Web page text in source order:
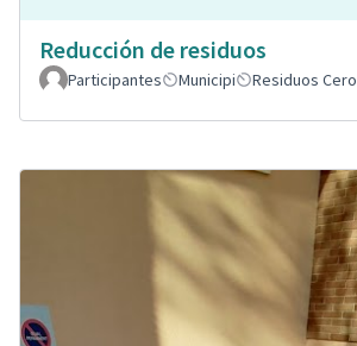
Reducción de residuos
Participantes
Municipi Residuos Cero